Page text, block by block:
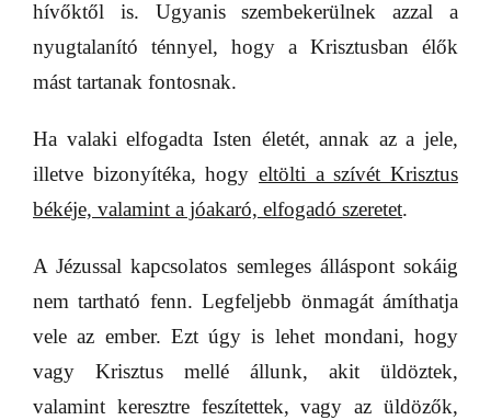
hívőktől is. Ugyanis szembekerülnek azzal a
nyugtalanító ténnyel, hogy a Krisztusban élők
mást tartanak fontosnak.
Ha valaki elfogadta Isten életét, annak az a jele,
illetve bizonyítéka, hogy eltölti a szívét Krisztus
békéje, valamint a jóakaró, elfogadó szeretet.
A Jézussal kapcsolatos semleges álláspont sokáig
nem tartható fenn. Legfeljebb önmagát ámíthatja
vele az ember. Ezt úgy is lehet mondani, hogy
vagy Krisztus mellé állunk, akit üldöztek,
valamint keresztre feszítettek, vagy az üldözők,